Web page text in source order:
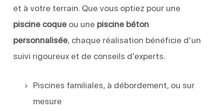
et à votre terrain. Que vous optiez pour une
piscine coqueou une piscine béton
personnalisée, chaque réalisation bénéficie d’un
suivi rigoureux et de conseils d’experts.
Piscines familiales, à débordement, ou sur
mesure